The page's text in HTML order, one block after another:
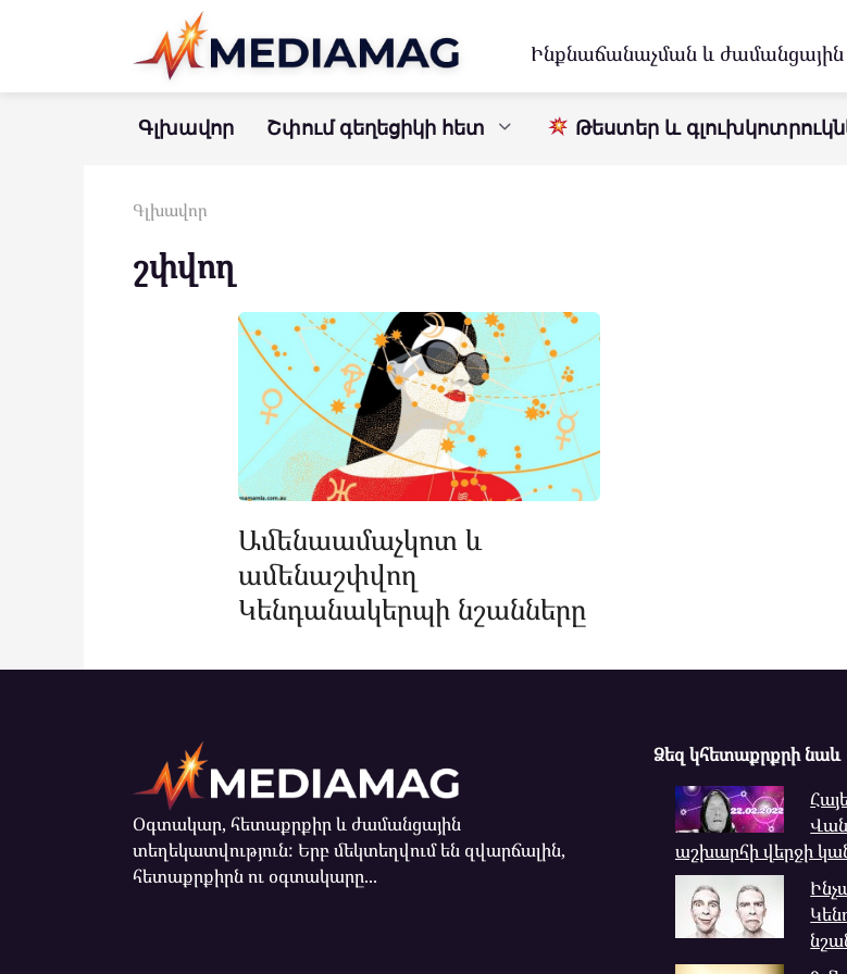
Ինքնաճանաչման և
Գլխավոր Շփում գեղեցիկի հետ Թեստեր և
Գլխավոր
շփվող
Ամենաամաչկոտ և
ամենաշփվող
Կենդանակերպի նշանները
Օգտակար, հետաքրքիր և ժամանցային
տեղեկատվություն: Երբ մեկտեղվում են զվարճալին,
հետաքրքիրն ու օգտակարը...
Ձեզ կհետաքրքրի նաև
աշխարհի վերջի